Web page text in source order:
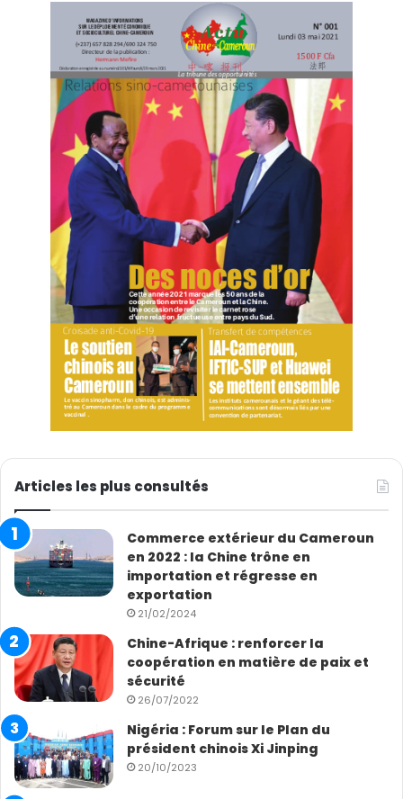
Articles les plus consultés
Commerce extérieur du Cameroun
en 2022 : la Chine trône en
importation et régresse en
exportation
21/02/2024
Chine-Afrique : renforcer la
coopération en matière de paix et
sécurité
26/07/2022
Nigéria : Forum sur le Plan du
président chinois Xi Jinping
20/10/2023